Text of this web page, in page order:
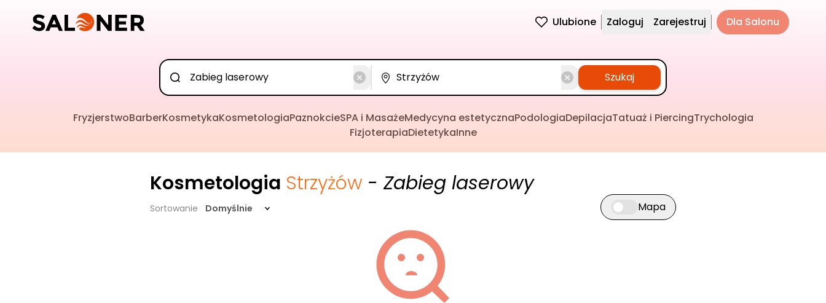
Ulubione Zaloguj Zarejestruj Dla Salonu
Szukaj
FryzjerstwoBarberKosmetykaKosmetologiaPaznokcieSPA i MasażeMedycyna estetycznaPodologiaDepilacjaTatuaż i PiercingTrychologia
FizjoterapiaDietetykaInne
Kosmetologia Strzyżów - Zabieg laserowy
Sortowanie Domyślnie Przełącz widok mapy
Mapa